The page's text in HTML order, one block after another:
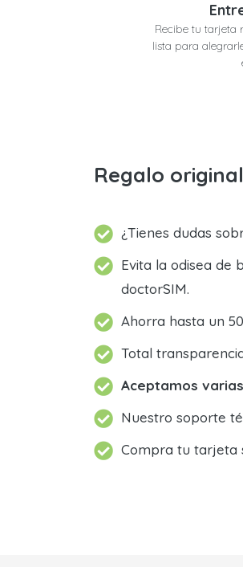
Recibe tu tarjeta
lista para
Regalo
¿Tienes dudas
Evita la odisea de
doctorSIM.
Ahorra hasta un
Total
Aceptamos
Nuestro soporte
Compra tu tarjeta